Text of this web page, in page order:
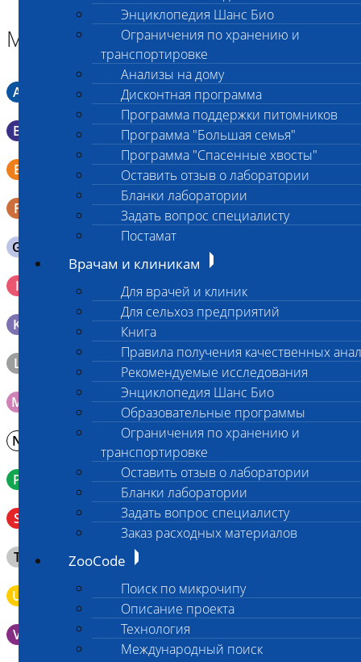
Энциклопедия Шанс Био
Ограничения по хранению и
транспортировке
Анализы на дому
Дисконтная программа
Программа поддержки питомников
Программа "Большая семья"
Программа "Спасенные хвосты"
Оставить отзыв о лаборатории
Бланки лаборатории
Задать вопрос специалисту
Постамат
Врачам и клиникам
Для врачей и клиник
Для сельхоз предприятий
Книга
Правила получения качественных
Рекомендуемые исследования
Энциклопедия Шанс Био
Образовательные программы
Ограничения по хранению и
транспортировке
Оставить отзыв о лаборатории
Бланки лаборатории
Задать вопрос специалисту
Заказ расходных материалов
ZooCode
Поиск по микрочипу
Описание проекта
Технология
Международный поиск
Материал
A Мазок в пробирку со средой Кери-Блера
B Мазок в пробирку со средой Эймса (Стюарта)
E
Смывы со слизистых в пробирку Эппендорфа (с
физраствором 0.5 мл)
F Кал в контейнере с ложечкой
G
I
генетических исследований
K Образец тканей в контейнере с 10% раствором формалина
L Материал берется только в лаборатории!
M Мазок на стекло
N Молоко в контейнере 10-30 мл
P Кровь в пробирку с К3ЭДТА (К2ЭДТА)
S
Венозная кровь в пробирке с активатором свертывания
без разделительного геля
T
Клещ (не более 2 шт.), плотно закрытая сухая пробирка
типа Эппендорф
U Моча во флаконе 5 - 10 мл
V Выпоты и биологические жидкости в контейнере